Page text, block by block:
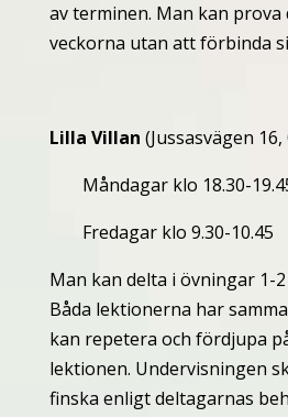
av terminen. Man kan prova
veckorna utan att förbinda
Lilla Villan (Jussasvägen
Måndagar klo 18.30-
Fredagar klo 9.30-10.45
Man kan delta i övningar 1-
Båda lektionerna har
kan repetera och fördjupa
lektionen. Undervisningen
finska enligt deltagarnas